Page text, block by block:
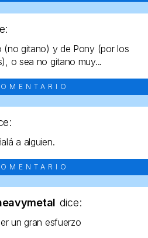
(no gitano) y de Pony (por los
o sea no gitano muy...
a alguien.
dice:
un gran esfuerzo